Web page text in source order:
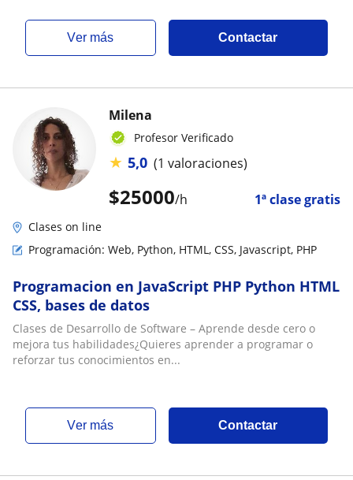
ver más Contactar
$25000/h 1ª clase gratis
Milena
Profesor Verificado
★ 5,0 (1 valoraciones)
Clases on line
Programación: Web, Python, HTML, CSS, Javascript, PHP
Programacion en JavaScript PHP Python HTML
CSS, bases de datos
Clases de Desarrollo de Software – Aprende desde cero o
mejora tus habilidades¿Quieres aprender a programar o
reforzar tus conocimientos en...
ver más Contactar